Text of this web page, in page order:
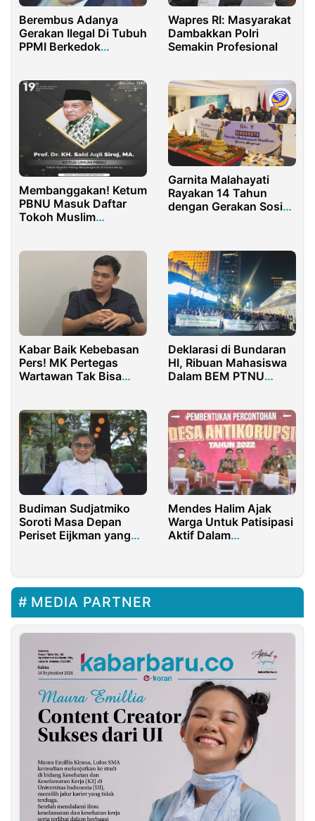
Berembus Adanya
Gerakan Ilegal Di Tubuh
PPMI Berkedok
Pidana
Wapres RI: Masyarakat
Dambakkan Polri
Semakin Profesional
Membanggakan! Ketum
PBNU Masuk Daftar
Tokoh Muslim
Garnita Malahayati
Rayakan 14 Tahun
dengan Gerakan Sosial
Kabar Baik Kebebasan
Pers! MK Pertegas
Wartawan Tak Bisa
Tuntas
Deklarasi di Bundaran
HI, Ribuan Mahasiswa
Dalam BEM PTNU
Budiman Sudjatmiko
Soroti Masa Depan
Periset Eijkman yang
Mendes Halim Ajak
Warga Untuk Patisipasi
Aktif Dalam
MEDIA PARTNER